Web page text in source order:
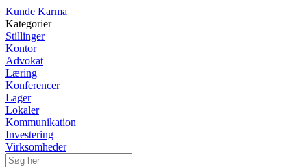
Kunde Karma
Kategorier
Stillinger
Kontor
Advokat
Læring
Konferencer
Lager
Lokaler
Kommunikation
Investering
Virksomheder